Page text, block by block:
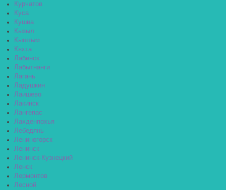
Курчатов
Куса
Кушва
Кызыл
Кыштым
Кяхта
Лабинск
Лабытнанги
Лагань
Ладушкин
Лаишево
Лакинск
Лангепас
Лахденпохья
Лебедянь
Лениногорск
Ленинск
Ленинск-Кузнецкий
Ленск
Лермонтов
Лесной